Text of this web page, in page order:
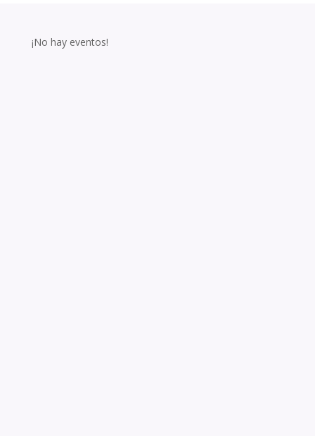
¡No hay eventos!